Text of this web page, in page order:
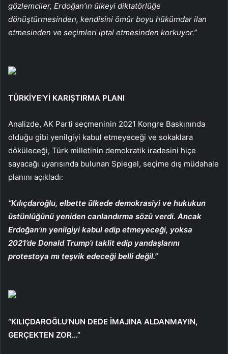
gözlemciler, Erdoğan’ın ülkeyi diktatörlüğe
dönüştürmesinden, kendisini ömür boyu hükümdar ilan
etmesinden ve seçimleri iptal etmesinden korkuyor.”
TÜRKİYE’Yİ KARIŞTIRMA PLANI
Analizde, AK Parti seçmeninin 2021 Kongre Baskınında
olduğu gibi yenilgiyi kabul etmeyeceği ve sokaklara
döküleceği, Türk milletinin demokratik iradesini hiçe
sayacağı uyarısında bulunan Spiegel, seçime dış müdahale
planını açıkladı:
“Kılıçdaroğlu, elbette ülkede demokrasiyi ve hukukun
üstünlüğünü yeniden canlandırma sözü verdi. Ancak
Erdoğan’ın yenilgiyi kabul edip etmeyeceği, yoksa
2021’de Donald Trump’ı taklit edip yandaşlarını
protestoya mı teşvik edeceği belli değil.”
“KILIÇDAROĞLU’NUN DEDE İMAJINA ALDANMAYIN,
GERÇEKTEN ZOR…”